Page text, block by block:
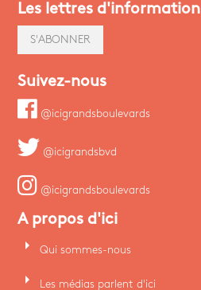
Les lettres d'information
S'ABONNER
Suivez-nous
@icigrandsboulevards
@icigrandsbvd
@icigrandsboulevards
A propos d'ici
arrow_right Qui sommes-nous
arrow_right Les médias parlent d'ici